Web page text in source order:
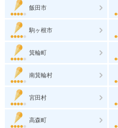
飯田市
駒ヶ根市
箕輪町
南箕輪村
宮田村
高森町